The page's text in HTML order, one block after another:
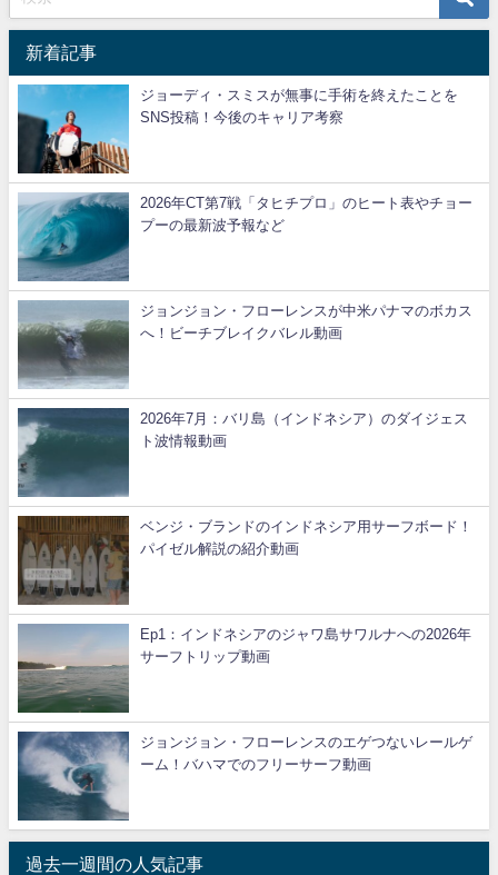
新着記事
ジョーディ・スミスが無事に手術を終えたことを
SNS投稿！今後のキャリア考察
2026年CT第7戦「タヒチプロ」のヒート表やチョー
プーの最新波予報など
ジョンジョン・フローレンスが中米パナマのボカス
へ！ビーチブレイクバレル動画
2026年7月：バリ島（インドネシア）のダイジェス
ト波情報動画
ベンジ・ブランドのインドネシア用サーフボード！
パイゼル解説の紹介動画
Ep1：インドネシアのジャワ島サワルナへの2026年
サーフトリップ動画
ジョンジョン・フローレンスのエゲつないレールゲ
ーム！バハマでのフリーサーフ動画
過去一週間の人気記事